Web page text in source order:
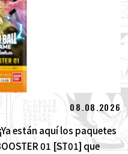
08.08.2026
están aquí los paquetes
01 [ST01] que